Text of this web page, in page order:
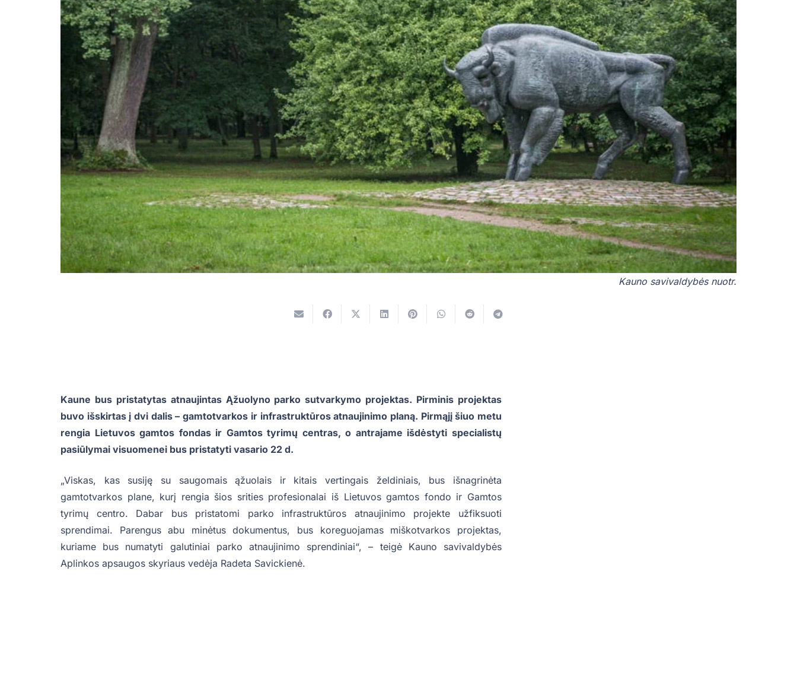
Kauno savivaldybės nuotr.
Kaune bus pristatytas atnaujintas Ąžuolyno parko sutvarkymo projektas. Pirminis projektas
buvo išskirtas į dvi dalis – gamtotvarkos ir infrastruktūros atnaujinimo planą. Pirmąjį šiuo metu
rengia Lietuvos gamtos fondas ir Gamtos tyrimų centras, o antrajame išdėstyti specialistų
pasiūlymai visuomenei bus pristatyti vasario 22 d.
„Viskas, kas susiję su saugomais ąžuolais ir kitais vertingais želdiniais, bus išnagrinėta
gamtotvarkos plane, kurį rengia šios srities profesionalai iš Lietuvos gamtos fondo ir Gamtos
tyrimų centro. Dabar bus pristatomi parko infrastruktūros atnaujinimo projekte užfiksuoti
sprendimai. Parengus abu minėtus dokumentus, bus koreguojamas miškotvarkos projektas,
kuriame bus numatyti galutiniai parko atnaujinimo sprendiniai“, – teigė Kauno savivaldybės
Aplinkos apsaugos skyriaus vedėja Radeta Savickienė.